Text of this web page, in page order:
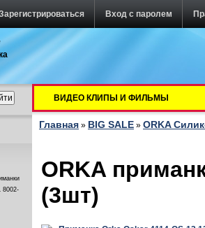
Вход с паролем
8002-
ВИДЕО КЛИПЫ И ФИЛЬМЫ
Главная » BIG SALE » ORKA
ORKA
(3шт)